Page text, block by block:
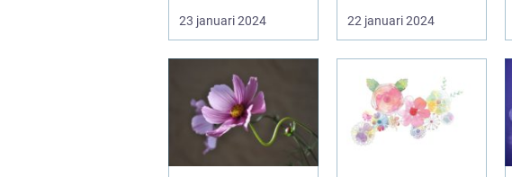
"casino" fra...
23 januari 2024
tillvaro,...
22 januari 2024